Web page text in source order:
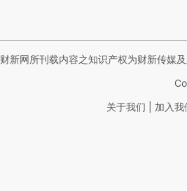
财新网所刊载内容之知识产权为财新传媒
关于我们 加入我